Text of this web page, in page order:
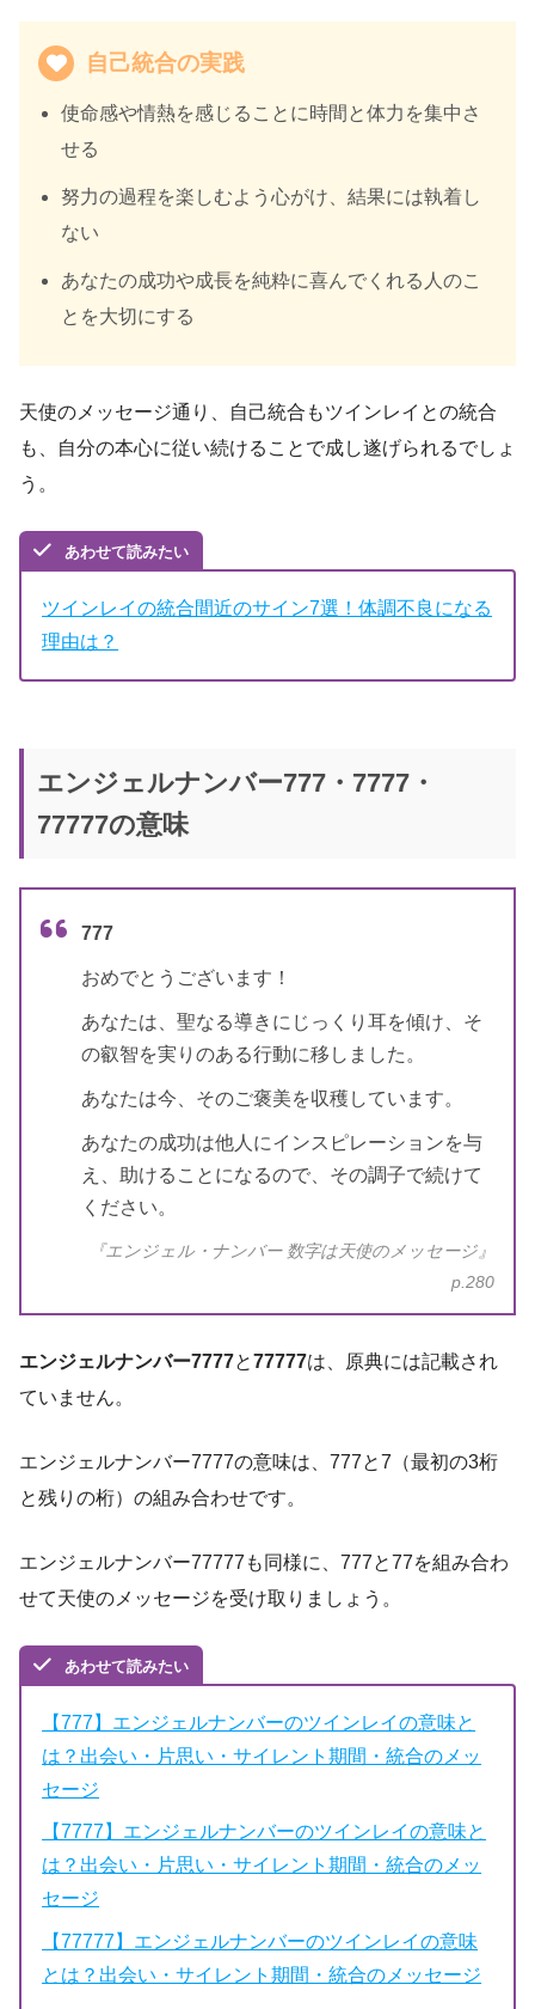
自己統合の実践
使命感や情熱を感じることに時間と体力を集中さ
せる
努力の過程を楽しむよう心がけ、結果には執着し
ない
あなたの成功や成長を純粋に喜んでくれる人のこ
とを大切にする
天使のメッセージ通り、自己統合もツインレイとの統合
も、自分の本心に従い続けることで成し遂げられるでしょ
う。
あわせて読みたい
ツインレイの統合間近のサイン7選！体調不良になる
理由は？
エンジェルナンバー777・7777・
77777の意味
777
おめでとうございます！
あなたは、聖なる導きにじっくり耳を傾け、そ
の叡智を実りのある行動に移しました。
あなたは今、そのご褒美を収穫しています。
あなたの成功は他人にインスピレーションを与
え、助けることになるので、その調子で続けて
ください。
『エンジェル・ナンバー 数字は天使のメッセージ』
p.280
エンジェルナンバー7777と77777は、原典には記載され
ていません。
エンジェルナンバー7777の意味は、777と7（最初の3桁
と残りの桁）の組み合わせです。
エンジェルナンバー77777も同様に、777と77を組み合わ
せて天使のメッセージを受け取りましょう。
あわせて読みたい
【777】エンジェルナンバーのツインレイの意味と
は？出会い・片思い・サイレント期間・統合のメッ
セージ
【7777】エンジェルナンバーのツインレイの意味と
は？出会い・片思い・サイレント期間・統合のメッ
セージ
【77777】エンジェルナンバーのツインレイの意味
とは？出会い・サイレント期間・統合のメッセージ